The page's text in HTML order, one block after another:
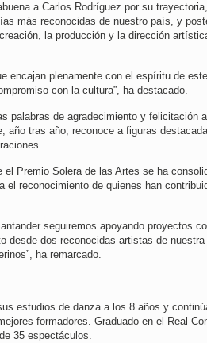
a Carlos Rodríguez por su
más reconocidas de nuestro país, y
la producción y la dirección
encajan plenamente con el espíritu de
con la cultura”, ha destacado.
palabras de agradecimiento y felicitación
año tras año, reconoce a figuras
el Premio Solera de las Artes se ha
el reconocimiento de quienes han
seguiremos apoyando proyectos
desde dos reconocidas artistas de
ha remarcado.
estudios de danza a los 8 años y
formadores. Graduado en el Real
35 espectáculos.